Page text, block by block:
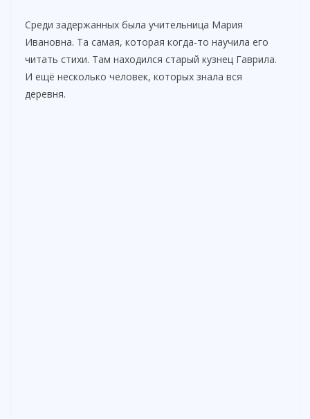
Среди задержанных была учительница Мария
Ивановна. Та самая, которая когда-то научила его
читать стихи. Там находился старый кузнец Гаврила.
И ещё несколько человек, которых знала вся
деревня.